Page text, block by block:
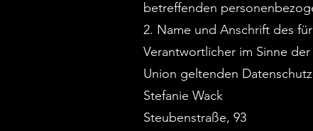
betreffenden
2. Name und Anschrift des
Verantwortlicher im Sinne
Union geltenden
Stefanie Wack
Steubenstraße, 93